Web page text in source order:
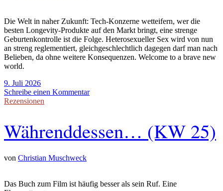
Die Welt in naher Zukunft: Tech-Konzerne wetteifern, wer die
besten Longevity-Produkte auf den Markt bringt, eine strenge
Geburtenkontrolle ist die Folge. Heterosexueller Sex wird von nun
an streng reglementiert, gleichgeschlechtlich dagegen darf man nach
Belieben, da ohne weitere Konsequenzen. Welcome to a brave new
world.
9. Juli 2026
Schreibe einen Kommentar
Rezensionen
Währenddessen… (KW 25)
von Christian Muschweck
Das Buch zum Film ist häufig besser als sein Ruf. Eine